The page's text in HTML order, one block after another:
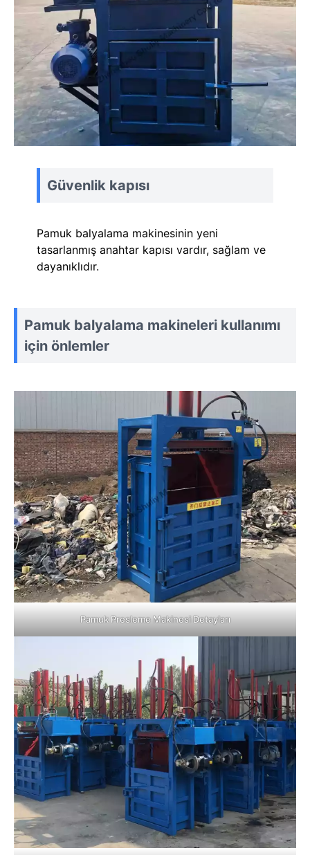
Güvenlik kapısı
Pamuk balyalama makinesinin yeni
tasarlanmış anahtar kapısı vardır, sağlam ve
dayanıklıdır.
Pamuk balyalama makineleri kullanımı
için önlemler
Pamuk Presleme Makinesi Detayları